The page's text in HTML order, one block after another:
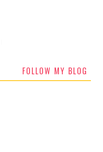
FOLLOW MY BLOG